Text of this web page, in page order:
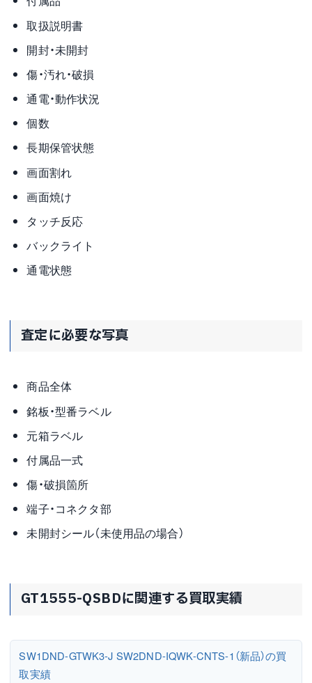
取扱説明書
開封・未開封
傷・汚れ・破損
通電・動作状況
個数
長期保管状態
画面割れ
画面焼け
タッチ反応
バックライト
通電状態
査定に必要な写真
商品全体
銘板・型番ラベル
元箱ラベル
付属品一式
傷・破損箇所
端子・コネクタ部
未開封シール（未使用品の場合）
GT1555-QSBDに関連する買取実績
SW1DND-GTWK3-J SW2DND-IQWK-CNTS-1（新品）の買
取実績